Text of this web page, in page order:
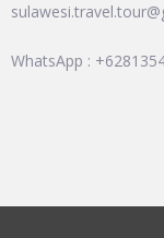
WhatsApp :